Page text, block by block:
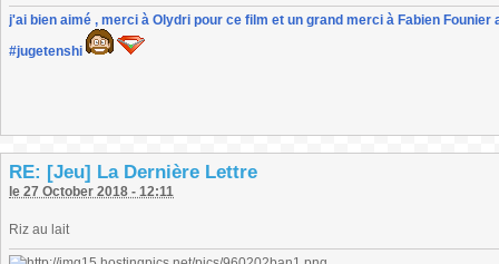
j'ai bien aimé , merci à Olydri pour ce film et un grand merci à Fabien
#jugetenshi
RE: [Jeu] La Dernière Lettre
le 27 October 2018 - 12:11
Riz au lait